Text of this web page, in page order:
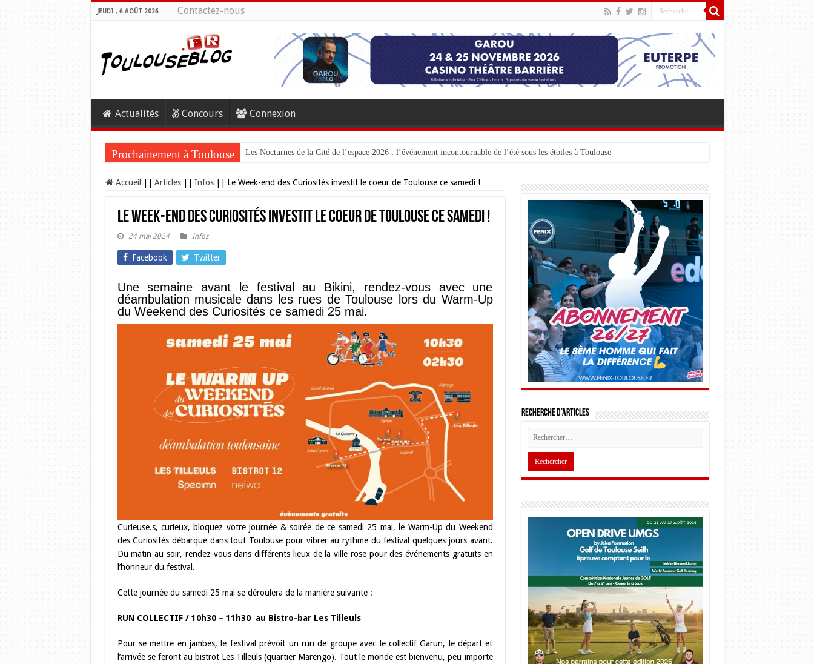
JEUDI , 6 AOÛT 2026 Contactez-nous
Actualités Concours Connexion
Prochainement à Toulouse Les Nocturnes de la Cité de l’espace 2026 : l’événement incontournable de l’été sous les étoiles à Toulouse
Accueil Articles Infos Le Week-end des Curiosités investit le coeur de Toulouse ce samedi !
Le Week-end des Curiosités investit le coeur de Toulouse ce samedi !
24 mai 2024 Infos
Facebook Twitter
Une semaine avant le festival au Bikini, rendez-vous avec une
déambulation musicale dans les rues de Toulouse lors du Warm-Up
du Weekend des Curiosités ce samedi 25 mai.
Curieuse.s, curieux, bloquez votre journée & soirée de ce samedi 25 mai, le Warm-Up du Weekend
des Curiosités débarque dans tout Toulouse pour vibrer au rythme du festival quelques jours avant.
Du matin au soir, rendez-vous dans différents lieux de la ville rose pour des événements gratuits en
l’honneur du festival.
Cette journée du samedi 25 mai se déroulera de la manière suivante :
RUN COLLECTIF / 10h30 – 11h30 au Bistro-bar Les Tilleuls
Pour se mettre en jambes, le festival prévoit un run de groupe avec le collectif Garun, le départ et
l’arrivée se feront au bistrot Les Tilleuls (quartier Marengo). Tout le monde est bienvenu, peu importe
Recherche d’articles